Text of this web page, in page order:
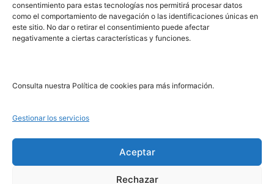
consentimiento para estas tecnologías nos permitirá procesar datos
como el comportamiento de navegación o las identificaciones únicas en
este sitio. No dar o retirar el consentimiento puede afectar
negativamente a ciertas características y funciones.
Consulta nuestra Política de cookies para más información.
Gestionar los servicios
Aceptar
Rechazar
PRL | Films
PRL | Play
Blog
Legal